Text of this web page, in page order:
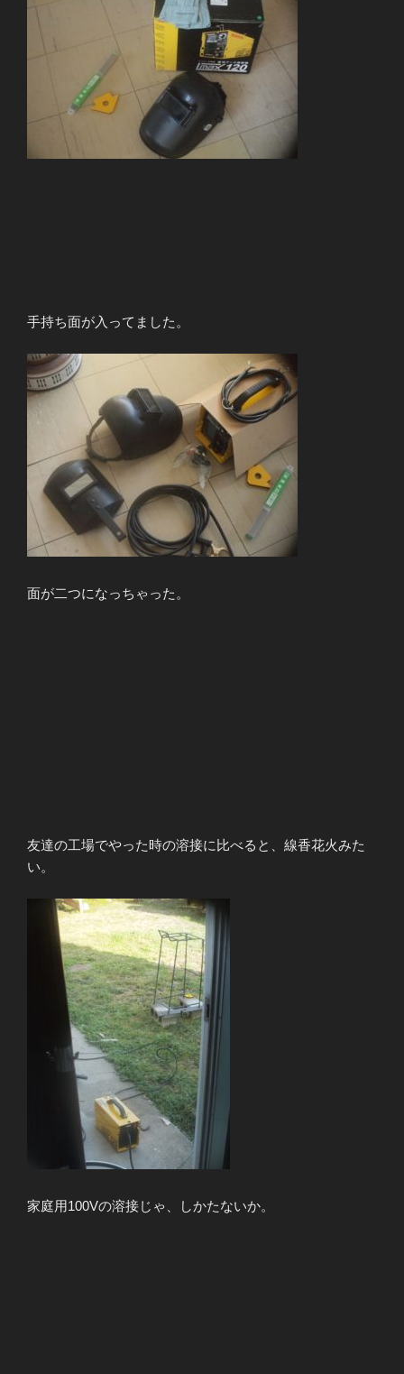
手持ち面が入ってました。
面が二つになっちゃった。
友達の工場でやった時の溶接に比べると、線香花火みた
い。
家庭用100Vの溶接じゃ、しかたないか。